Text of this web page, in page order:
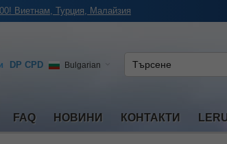
Виетнам, Турция, Малайзия
DP CPD Bulgarian
FAQ НОВИНИ КОНТАКТИ